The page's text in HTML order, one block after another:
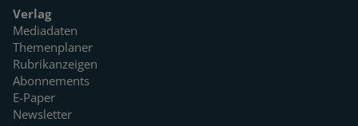
Verlag
Mediadaten
Themenplaner
Rubrikanzeigen
Abonnements
E-Paper
Newsletter